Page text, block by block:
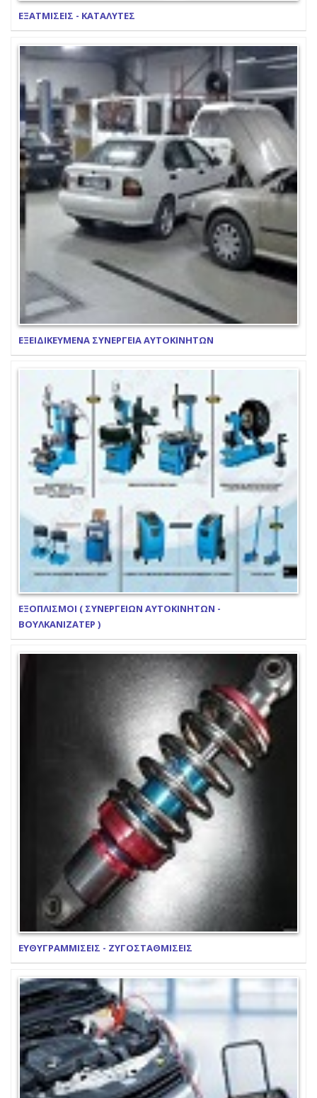
ΕΞΑΤΜΙΣΕΙΣ - ΚΑΤΑΛΥΤΕΣ
ΕΞΕΙΔΙΚΕΥΜΕΝΑ ΣΥΝΕΡΓΕΙΑ ΑΥΤΟΚΙΝΗΤΩΝ
ΕΞΟΠΛΙΣΜΟΙ ( ΣΥΝΕΡΓΕΙΩΝ ΑΥΤΟΚΙΝΗΤΩΝ -
ΒΟΥΛΚΑΝΙΖΑΤΕΡ )
ΕΥΘΥΓΡΑΜΜΙΣΕΙΣ - ΖΥΓΟΣΤΑΘΜΙΣΕΙΣ